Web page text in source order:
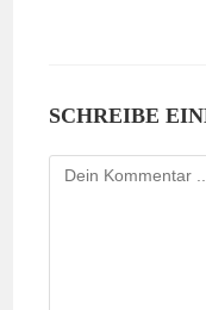
SCHREIBE
Kommentieren